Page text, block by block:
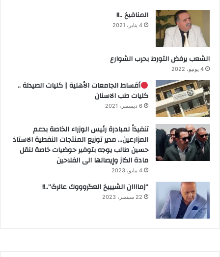
المنافيخ ..!!
4 يناير، 2021
الشعب يرفض التورط بحرب الشوارع
4 يونيو، 2022
أقساط الجامعات الأهلية | كليات الصيدلة ..
كليات طب الاسنان
6 ديسمبر، 2021
تنفيذاً لمبادرة رئيس الوزراء الخاصة بدعم
المزارعين… مدير توزيع المنتجات النفطية الاستاذ
حسين طالب يوجه بتوفير حوضيات خاصة لنقل
مادة الكاز وإيصالها الى الفلاحين
4 مايو، 2023
“زماااان الشيييخ العگروووك عالرگ”..!!
22 سبتمبر، 2023